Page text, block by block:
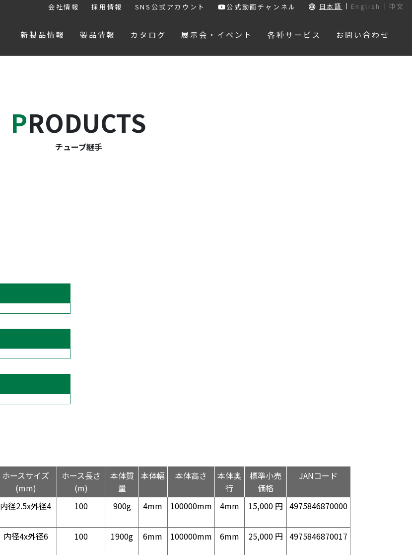
会社情報 採用情報 SNS公式アカウント 公式動画チャンネル 日本語 English 中文
新製品情報 製品情報 カタログ 展示会・イベント 各種サービス お問い合わせ
PRODUCTS
チューブ継手
ホースサイズ
(mm)
ホース長さ
(m)
本体質
量
本体幅 本体高さ
本体奥
行
標準小売
価格
JANコード
内径2.5x外径4 100 900g 4mm 100000mm 4mm 15,000 円 4975846870000
内径4x外径6 100 1900g 6mm 100000mm 6mm 25,000 円 4975846870017